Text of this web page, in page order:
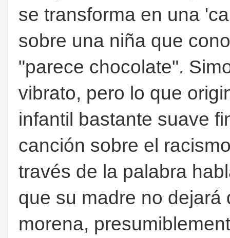
se transforma en una
sobre una niña que
"parece chocolate".
vibrato, pero lo que
infantil bastante suave
canción sobre el
través de la palabra
que su madre no
morena,